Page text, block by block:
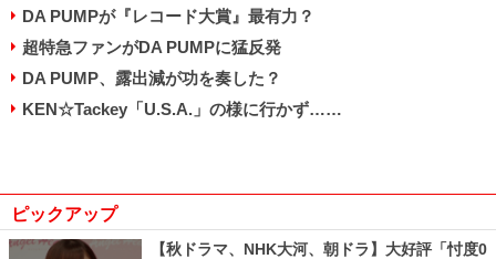
DA PUMPが『レコード大賞』最有力？
超特急ファンがDA PUMPに猛反発
DA PUMP、露出減が功を奏した？
KEN☆Tackey「U.S.A.」の様に行かず……
ピックアップ
【秋ドラマ、NHK大河、朝ドラ】大好評「忖度0